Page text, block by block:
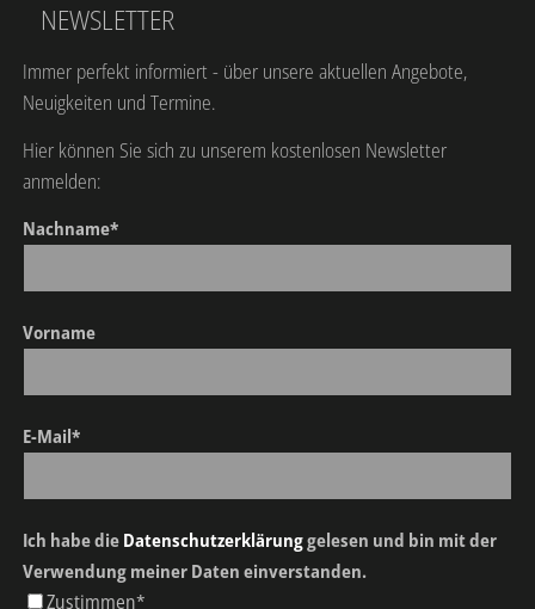
NEWSLETTER
Immer perfekt informiert - über unsere aktuellen Angebote,
Neuigkeiten und Termine.
Hier können Sie sich zu unserem kostenlosen Newsletter
anmelden:
Nachname*
Vorname
E-Mail*
Ich habe die Datenschutzerklärunggelesen und bin mit der
Verwendung meiner Daten einverstanden.
Zustimmen*